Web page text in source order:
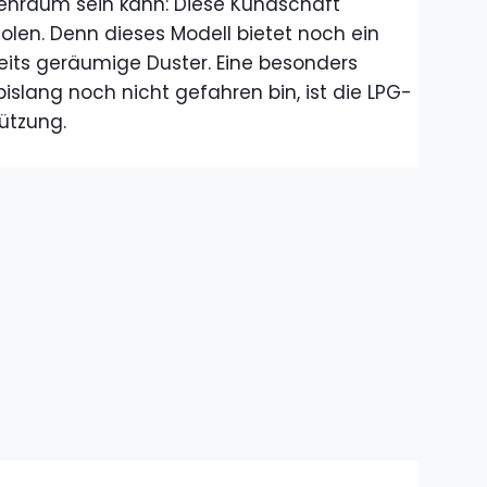
Denn dieses Modell bietet noch ein
geräumige Duster. Eine besonders
noch nicht gefahren bin, ist die LPG-